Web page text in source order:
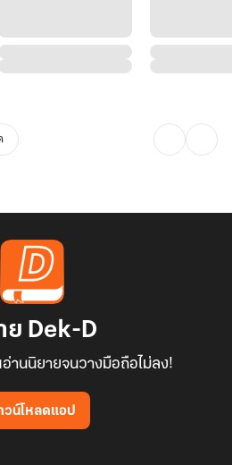
ย Dek-D
านนิยายจนวางมือถือไม่ลง!
วน์โหลดแอป